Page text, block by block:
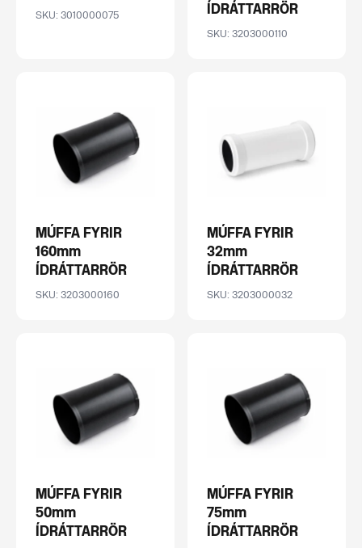
SKU: 3010000075
ÍDRÁTTARRÖR
SKU: 3203000110
MÚFFA FYRIR
160mm
ÍDRÁTTARRÖR
SKU: 3203000160
MÚFFA FYRIR
32mm
ÍDRÁTTARRÖR
SKU: 3203000032
MÚFFA FYRIR
50mm
ÍDRÁTTARRÖR
MÚFFA FYRIR
75mm
ÍDRÁTTARRÖR